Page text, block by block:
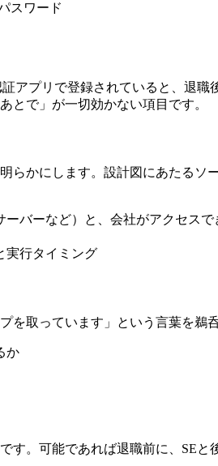
スワード
アプリで登録されていると、退
とで」が一切効かない項目です。
かにします。設計図にあたるソ
バーなど）と、会社がアクセスで
実行タイミング
を取っています」という言葉を鵜
か
す。可能であれば退職前に、SE